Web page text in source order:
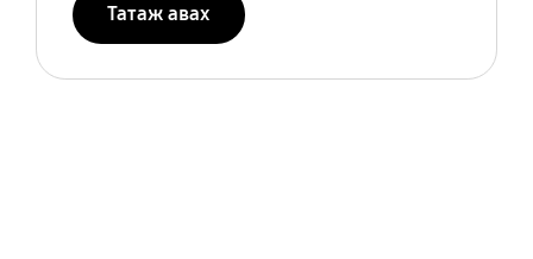
Татаж авах